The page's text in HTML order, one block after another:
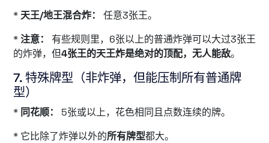
* 天王/地王混合炸：
任意3张王。
*注意：
有些规则里，6张以上的普通炸弹可以大过3张王
的炸弹，但4张王的天王炸是绝对的顶配，无人能敌。
7. 特殊牌型（非炸弹，但能压制所有普通牌
型）
* 同花顺：
5张或以上，花色相同且点数连续的牌。
* 它比除了炸弹以外的所有牌型都大。